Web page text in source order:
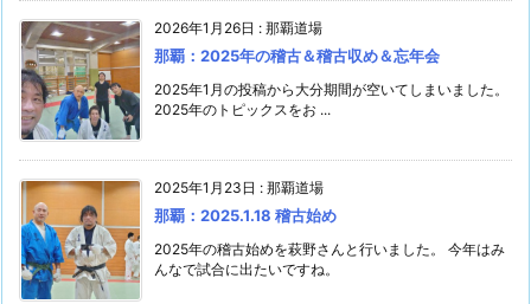
2026年1月26日 : 那覇道場
那覇：2025年の稽古＆稽古収め＆忘年会
2025年1月の投稿から大分期間が空いてしまいました。
2025年のトピックスをお ...
2025年1月23日 : 那覇道場
那覇：2025.1.18 稽古始め
2025年の稽古始めを萩野さんと行いました。 今年はみ
んなで試合に出たいですね。